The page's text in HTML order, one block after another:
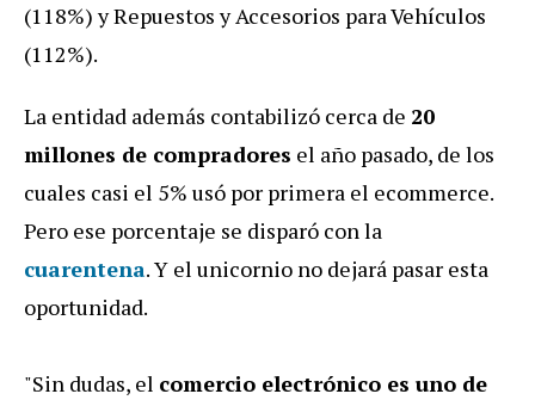
(118%) y Repuestos y Accesorios para Vehículos
(112%).
La entidad además contabilizó cerca de 20
millones de compradores el año pasado, de los
cuales casi el 5% usó por primera el ecommerce.
Pero ese porcentaje se disparó con la
cuarentena. Y el unicornio no dejará pasar esta
oportunidad.
"Sin dudas, el comercio electrónico es uno de